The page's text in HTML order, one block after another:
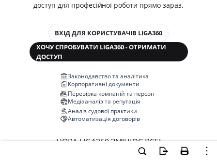
доступ для професійної роботи прямо зараз.
ВХІД ДЛЯ КОРИСТУВАЧІВ LIGA360
ХОЧУ СПРОБУВАТИ LIGA360 - ОТРИМАТИ
ДОСТУП
Законодавство та аналітика
Корпоративні документи
Перевірка компаній та персон
Медіааналіз та репутація
Аналіз судової практики
Автоматизація договорів
НОВА LIGA360 ЗМІНЮЄ ВСЕ!